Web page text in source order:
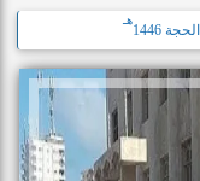
هـ